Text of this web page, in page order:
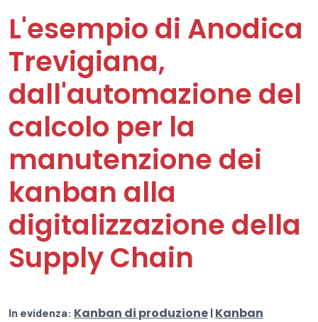
L'esempio di Anodica
Trevigiana,
dall'automazione del
calcolo per la
manutenzione dei
kanban alla
digitalizzazione della
Supply Chain
In evidenza: Kanban di produzione | Kanban